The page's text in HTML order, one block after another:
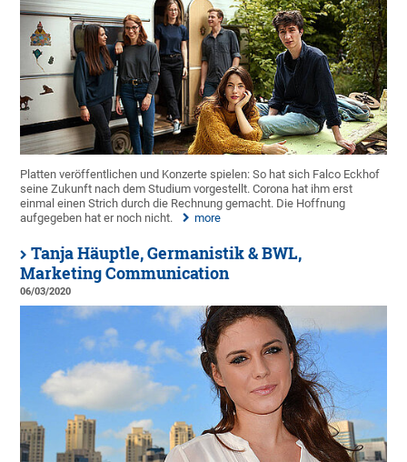
Platten veröffentlichen und Konzerte spielen: So hat sich Falco Eckhof
seine Zukunft nach dem Studium vorgestellt. Corona hat ihm erst
einmal einen Strich durch die Rechnung gemacht. Die Hoffnung
aufgegeben hat er noch nicht.
more
Tanja Häuptle, Germanistik & BWL,
Marketing Communication
06/03/2020